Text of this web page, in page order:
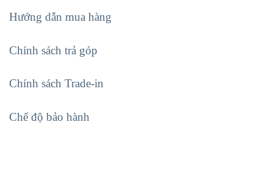
Hướng dẫn mua hàng
Chính sách trả góp
Chính sách Trade-in
Chế độ bảo hành